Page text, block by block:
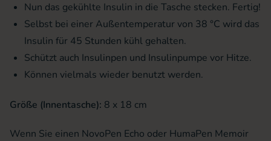
Nun das gekühlte Insulin in die Tasche stecken. Fertig!
Selbst bei einer Außentemperatur von 38 °C wird das
Insulin für 45 Stunden kühl gehalten.
Schützt auch Insulinpen und Insulinpumpe vor Hitze.
Können vielmals wieder benutzt werden.
Größe (Innentasche): 8 x 18 cm
Wenn Sie einen NovoPen Echo oder HumaPen Memoir